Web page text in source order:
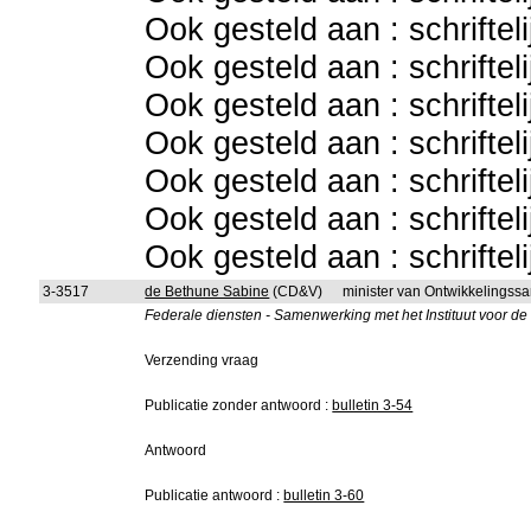
Ook gesteld aan :
Ook gesteld aan :
Ook gesteld aan :
Ook gesteld aan :
Ook gesteld aan :
Ook gesteld aan :
Ook gesteld aan :
3-3517 de Bethune Sabine (CD&V)
minister van
Federale diensten - Samenwerking met het Instituut voor
Verzending vraag
Publicatie zonder antwoord : bulletin 3-54
Antwoord
Publicatie antwoord : bulletin 3-60